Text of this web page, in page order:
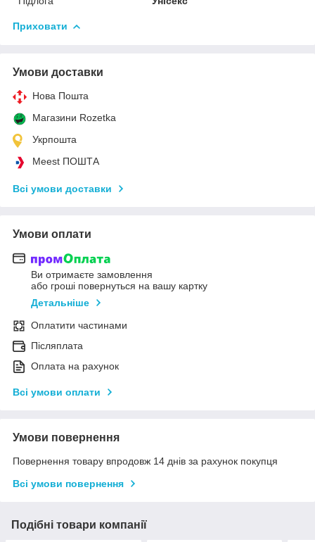
Приховати
Умови доставки
Нова Пошта
Магазини Rozetka
Укрпошта
Meest ПОШТА
Всі умови доставки
Умови оплати
Ви отримаєте замовлення
або гроші повернуться на вашу картку
Детальніше
Оплатити частинами
Післяплата
Оплата на рахунок
Всі умови оплати
Умови повернення
Повернення товару впродовж 14 днів за рахунок покупця
Всі умови повернення
Подібні товари компанії